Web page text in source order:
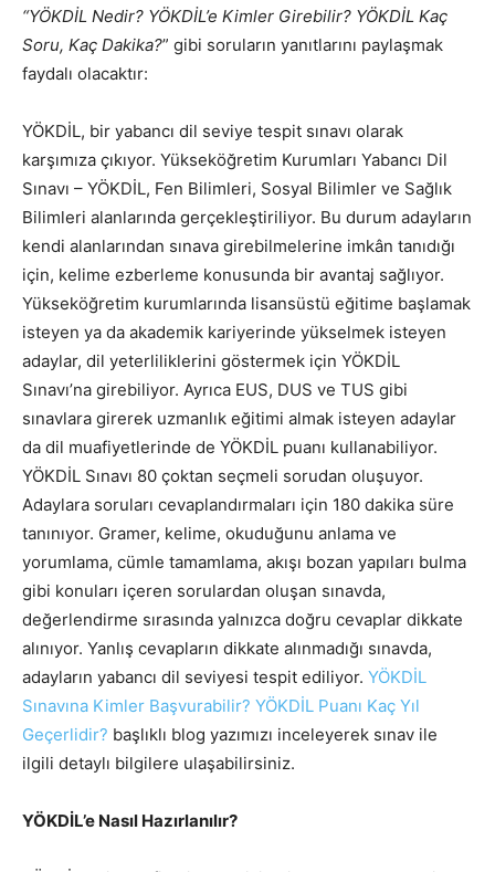
“YÖKDİL Nedir? YÖKDİL’e Kimler Girebilir? YÖKDİL Kaç
Soru, Kaç Dakika?” gibi soruların yanıtlarını paylaşmak
faydalı olacaktır:
YÖKDİL, bir yabancı dil seviye tespit sınavı olarak
karşımıza çıkıyor. Yükseköğretim Kurumları Yabancı Dil
Sınavı – YÖKDİL, Fen Bilimleri, Sosyal Bilimler ve Sağlık
Bilimleri alanlarında gerçekleştiriliyor. Bu durum adayların
kendi alanlarından sınava girebilmelerine imkân tanıdığı
için, kelime ezberleme konusunda bir avantaj sağlıyor.
Yükseköğretim kurumlarında lisansüstü eğitime başlamak
isteyen ya da akademik kariyerinde yükselmek isteyen
adaylar, dil yeterliliklerini göstermek için YÖKDİL
Sınavı’na girebiliyor. Ayrıca EUS, DUS ve TUS gibi
sınavlara girerek uzmanlık eğitimi almak isteyen adaylar
da dil muafiyetlerinde de YÖKDİL puanı kullanabiliyor.
YÖKDİL Sınavı 80 çoktan seçmeli sorudan oluşuyor.
Adaylara soruları cevaplandırmaları için 180 dakika süre
tanınıyor. Gramer, kelime, okuduğunu anlama ve
yorumlama, cümle tamamlama, akışı bozan yapıları bulma
gibi konuları içeren sorulardan oluşan sınavda,
değerlendirme sırasında yalnızca doğru cevaplar dikkate
alınıyor. Yanlış cevapların dikkate alınmadığı sınavda,
adayların yabancı dil seviyesi tespit ediliyor. YÖKDİL
Sınavına Kimler Başvurabilir? YÖKDİL Puanı Kaç Yıl
Geçerlidir? başlıklı blog yazımızı inceleyerek sınav ile
ilgili detaylı bilgilere ulaşabilirsiniz.
YÖKDİL’e Nasıl Hazırlanılır?